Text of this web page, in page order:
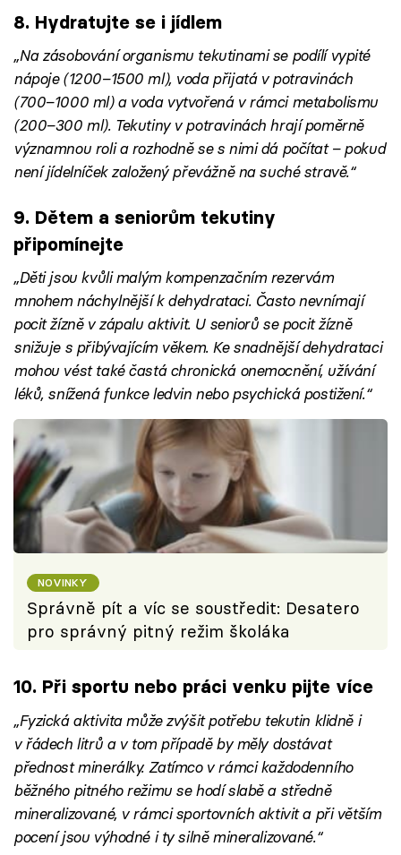
8. Hydratujte se i jídlem
„Na zásobování organismu tekutinami se podílí vypité
nápoje (1200–1500 ml), voda přijatá v potravinách
(700–1000 ml) a voda vytvořená v rámci metabolismu
(200–300 ml). Tekutiny v potravinách hrají poměrně
významnou roli a rozhodně se s nimi dá počítat – pokud
není jídelníček založený převážně na suché stravě.“
9. Dětem a seniorům tekutiny
připomínejte
„Děti jsou kvůli malým kompenzačním rezervám
mnohem náchylnější k dehydrataci. Často nevnímají
pocit žízně v zápalu aktivit. U seniorů se pocit žízně
snižuje s přibývajícím věkem. Ke snadnější dehydrataci
mohou vést také častá chronická onemocnění, užívání
léků, snížená funkce ledvin nebo psychická postižení.“
NOVINKY
Správně pít a víc se soustředit: Desatero
pro správný pitný režim školáka
10. Při sportu nebo práci venku pijte více
„Fyzická aktivita může zvýšit potřebu tekutin klidně i
v řádech litrů a v tom případě by měly dostávat
přednost minerálky. Zatímco v rámci každodenního
běžného pitného režimu se hodí slabě a středně
mineralizované, v rámci sportovních aktivit a při větším
pocení jsou výhodné i ty silně mineralizované.“